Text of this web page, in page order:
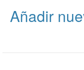
Añadir